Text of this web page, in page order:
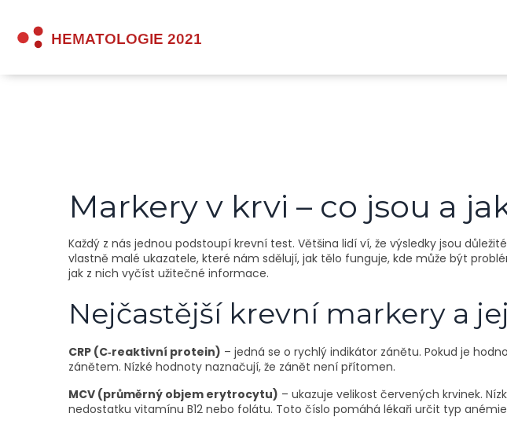
Markery v krvi – co jsou a
Každý z nás jednou podstoupí krevní test. Většina lidí ví, že výsledky jsou
vlastně malé ukazatele, které nám sdělují, jak tělo funguje, kde může být
jak z nich vyčíst užitečné informace.
Nejčastější krevní markery a
CRP (C‑reaktivní protein) – jedná se o rychlý indikátor zánětu. Pokud je
zánětem. Nízké hodnoty naznačují, že zánět není přítomen.
MCV (průměrný objem erytrocytu) – ukazuje velikost červených krvinek.
nedostatku vitamínu B12 nebo folátu. Toto číslo pomáhá lékaři určit typ